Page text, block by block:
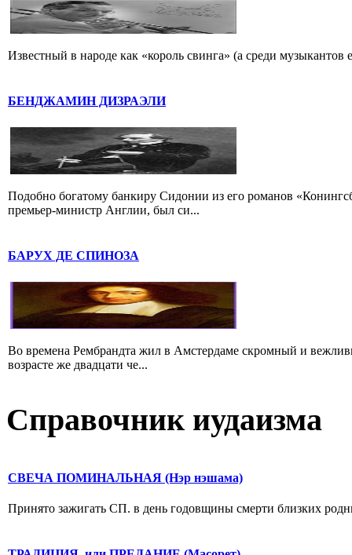
Известный в народе как «король свинга» (а среди
БЕНДЖАМИН ДИЗРАЭЛИ
Подобно богатому банкиру Сидонии из его романов
премьер-министр Англии, был си...
БАРУХ ДЕ СПИНОЗА
Во времена Рембрандта жил в Амстердаме скромный и
возрасте же двадцати че...
Справочник иудаизма
СВЕЧА ПОМИНАЛЬНАЯ (Нэр нэшама)
Принято зажигать СП. в день годовщины смерти близких